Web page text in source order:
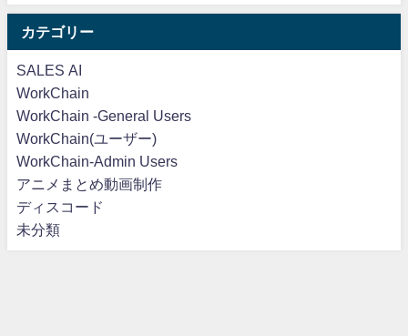
カテゴリー
SALES AI
WorkChain
WorkChain -General Users
WorkChain(ユーザー)
WorkChain-Admin Users
アニメまとめ動画制作
ディスコード
未分類